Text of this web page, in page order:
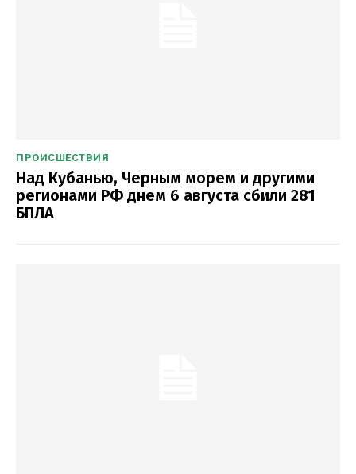
ПРОИСШЕСТВИЯ
Над Кубанью, Черным морем и другими
регионами РФ днем 6 августа сбили 281
БПЛА